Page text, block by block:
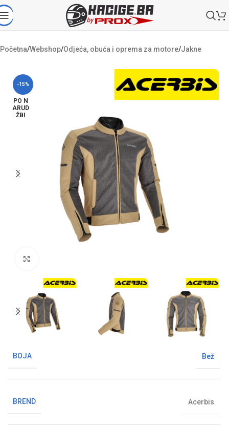
Početna/Webshop/Odjeća, obuća i oprema za motore/Jakne
-15%
PO N
ARUD
ŽBI
BOJA Bež
BREND Acerbis